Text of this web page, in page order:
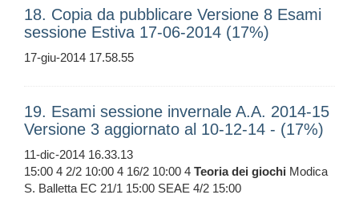
18. Copia da pubblicare Versione 8 Esami
sessione Estiva 17-06-2014 (17%)
17-giu-2014 17.58.55
19. Esami sessione invernale A.A. 2014-15
Versione 3 aggiornato al 10-12-14 - (17%)
11-dic-2014 16.33.13
15:00 4 2/2 10:00 4 16/2 10:00 4 Teoria dei giochi Modica
S. Balletta EC 21/1 15:00 SEAE 4/2 15:00